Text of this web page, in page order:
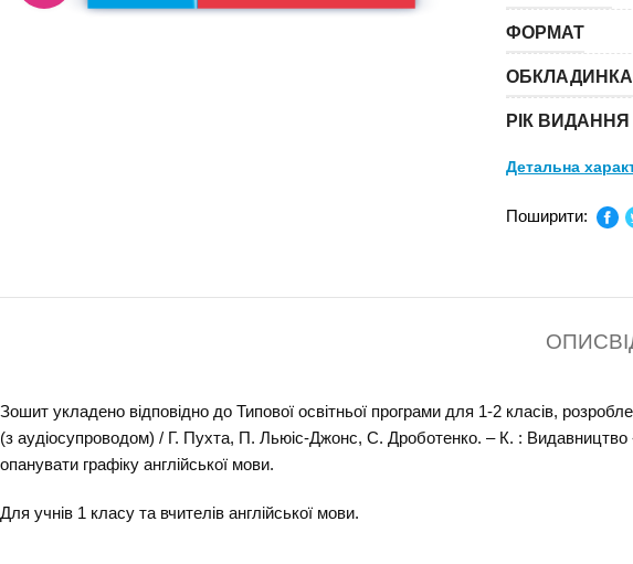
ФОРМАТ
ОБКЛАДИНКА
РІК ВИДАННЯ
Детальна
ПРЕДМЕТ:
СЕРІЯ:
В ПАЧЦІ (ШТ):
Поширити:
ОПИС
Зошит укладено відповідно до Типової освітньої програми для 1-2 класів,
(з аудіосупроводом) / Г. Пухта, П. Льюіс-Джонс, С. Дроботенко. – К. : Видавництво
опанувати графіку англійської мови.
Для учнів 1 класу та вчителів англійської мови.